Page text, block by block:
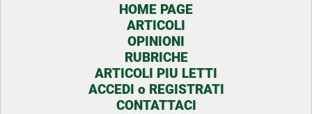
HOME PAGE
ARTICOLI
OPINIONI
RUBRICHE
ARTICOLI PIU LETTI
ACCEDI o REGISTRATI
CONTATTACI